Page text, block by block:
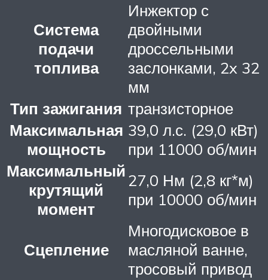
Система
подачи
топлива
Инжектор с
двойными
дроссельными
заслонками, 2x 32
мм
Тип зажигания транзисторное
Максимальная
мощность
39,0 л.с. (29,0 кВт)
при 11000 об/мин
Максимальный
крутящий
момент
27,0 Нм (2,8 кг*м)
при 10000 об/мин
Сцепление
Многодисковое в
масляной ванне,
тросовый привод